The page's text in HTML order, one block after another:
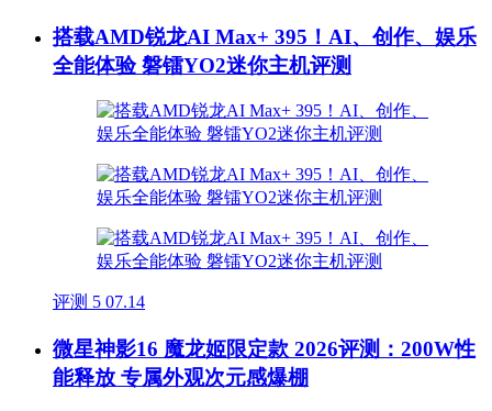
搭载AMD锐龙AI Max+ 395！AI、创作、娱乐
全能体验 磐镭YO2迷你主机评测
评测 5 07.14
微星神影16 魔龙姬限定款 2026评测：200W性
能释放 专属外观次元感爆棚